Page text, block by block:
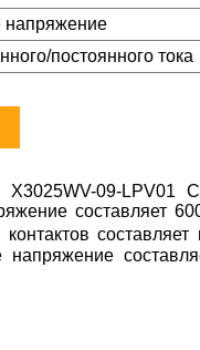
напряжение
постоянного тока
09-LPV01
составляет